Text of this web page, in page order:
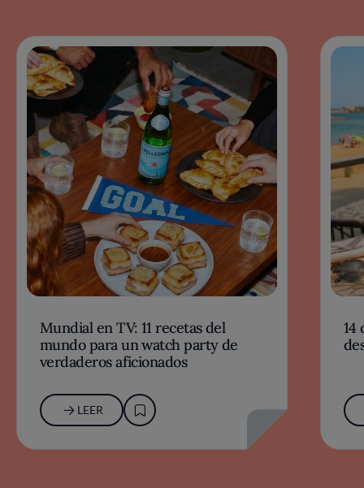
Mundial en TV: 11 recetas del
mundo para un watch party de
verdaderos aficionados
LEER
14